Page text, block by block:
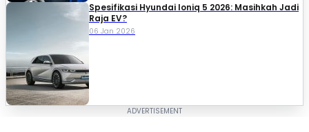
Spesifikasi Hyundai Ioniq 5 2026: Masihkah Jadi
Raja EV?
06 Jan 2026